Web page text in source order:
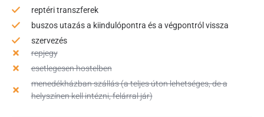
reptéri transzferek
buszos utazás a kiindulópontra és a végpontról vissza
szervezés
repjegy
esetlegesen hostelben
menedékházban szállás (a teljes úton lehetséges, de a
helyszínen kell intézni, felárral jár)